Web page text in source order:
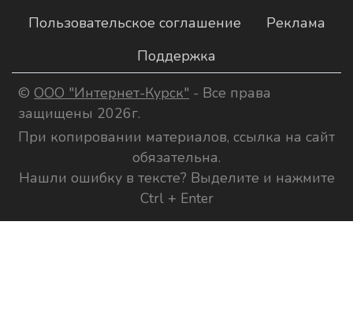
Пользовательское соглашение
Реклама
Поддержка
© ООО "Интернет-Курск" - Все права
защищены 2026г.
При копировании материалов, ссылка на сайт
обязательна.
Нашли ошибку в тексте? Выделите и нажмите
Ctrl + Enter